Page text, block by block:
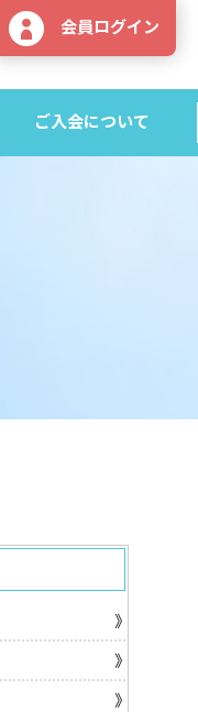
会員ログイン
ご入会について